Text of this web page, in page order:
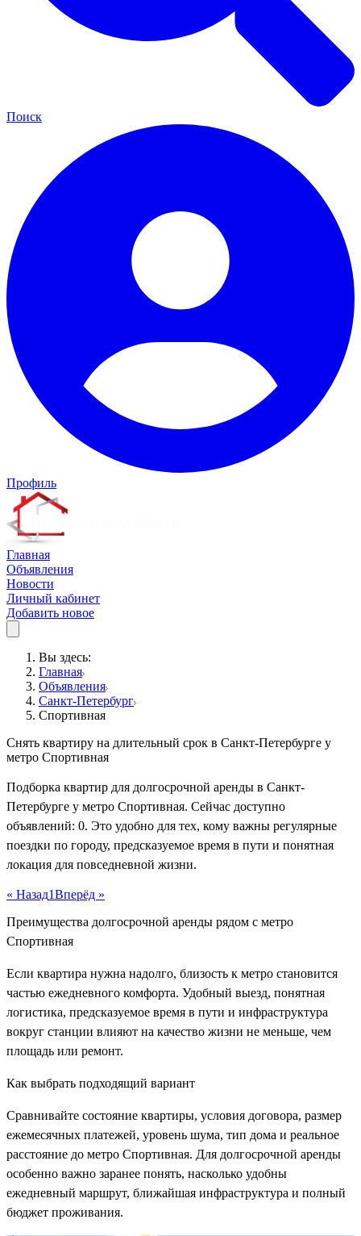
Поиск
Профиль
Главная
Объявления
Новости
Личный кабинет
Добавить новое
Вы здесь:
Главная
Объявления
Санкт-Петербург
Спортивная
Снять квартиру на длительный срок в Санкт-Петербурге у
метро Спортивная
Подборка квартир для долгосрочной аренды в Санкт-
Петербурге у метро Спортивная. Сейчас доступно
объявлений: 0. Это удобно для тех, кому важны регулярные
поездки по городу, предсказуемое время в пути и понятная
локация для повседневной жизни.
« Назад1Вперёд »
Преимущества долгосрочной аренды рядом с метро
Спортивная
Если квартира нужна надолго, близость к метро становится
частью ежедневного комфорта. Удобный выезд, понятная
логистика, предсказуемое время в пути и инфраструктура
вокруг станции влияют на качество жизни не меньше, чем
площадь или ремонт.
Как выбрать подходящий вариант
Сравнивайте состояние квартиры, условия договора, размер
ежемесячных платежей, уровень шума, тип дома и реальное
расстояние до метро Спортивная. Для долгосрочной аренды
особенно важно заранее понять, насколько удобны
ежедневный маршрут, ближайшая инфраструктура и полный
бюджет проживания.